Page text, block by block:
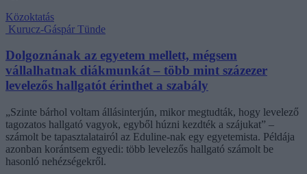
Közoktatás
Kurucz-Gáspár Tünde
Dolgoznának az egyetem mellett, mégsem
vállalhatnak diákmunkát – több mint százezer
levelezős hallgatót érinthet a szabály
„Szinte bárhol voltam állásinterjún, mikor megtudták, hogy levelező
tagozatos hallgató vagyok, egyből húzni kezdték a szájukat” –
számolt be tapasztalatairól az Eduline-nak egy egyetemista. Példája
azonban korántsem egyedi: több levelezős hallgató számolt be
hasonló nehézségekről.